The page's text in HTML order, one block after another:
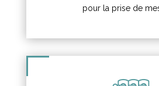
pour la prise de